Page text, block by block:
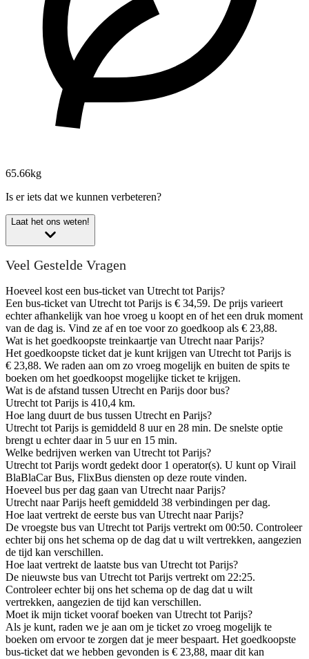
65.66kg
Is er iets dat we kunnen verbeteren?
Laat het ons weten!
Veel Gestelde Vragen
Hoeveel kost een bus-ticket van Utrecht tot Parijs?
Een bus-ticket van Utrecht tot Parijs is € 34,59. De prijs varieert
echter afhankelijk van hoe vroeg u koopt en of het een druk moment
van de dag is. Vind ze af en toe voor zo goedkoop als € 23,88.
Wat is het goedkoopste treinkaartje van Utrecht naar Parijs?
Het goedkoopste ticket dat je kunt krijgen van Utrecht tot Parijs is
€ 23,88. We raden aan om zo vroeg mogelijk en buiten de spits te
boeken om het goedkoopst mogelijke ticket te krijgen.
Wat is de afstand tussen Utrecht en Parijs door bus?
Utrecht tot Parijs is 410,4 km.
Hoe lang duurt de bus tussen Utrecht en Parijs?
Utrecht tot Parijs is gemiddeld 8 uur en 28 min. De snelste optie
brengt u echter daar in 5 uur en 15 min.
Welke bedrijven werken van Utrecht tot Parijs?
Utrecht tot Parijs wordt gedekt door 1 operator(s). U kunt op Virail
BlaBlaCar Bus, FlixBus diensten op deze route vinden.
Hoeveel bus per dag gaan van Utrecht naar Parijs?
Utrecht naar Parijs heeft gemiddeld 38 verbindingen per dag.
Hoe laat vertrekt de eerste bus van Utrecht naar Parijs?
De vroegste bus van Utrecht tot Parijs vertrekt om 00:50. Controleer
echter bij ons het schema op de dag dat u wilt vertrekken, aangezien
de tijd kan verschillen.
Hoe laat vertrekt de laatste bus van Utrecht tot Parijs?
De nieuwste bus van Utrecht tot Parijs vertrekt om 22:25.
Controleer echter bij ons het schema op de dag dat u wilt
vertrekken, aangezien de tijd kan verschillen.
Moet ik mijn ticket vooraf boeken van Utrecht tot Parijs?
Als je kunt, raden we je aan om je ticket zo vroeg mogelijk te
boeken om ervoor te zorgen dat je meer bespaart. Het goedkoopste
bus-ticket dat we hebben gevonden is € 23,88, maar dit kan